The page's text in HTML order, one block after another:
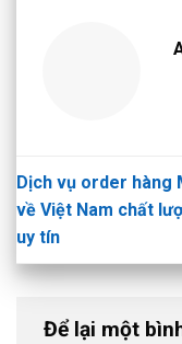
Dịch vụ order hàng
về Việt Nam chất
uy tín
Để lại một